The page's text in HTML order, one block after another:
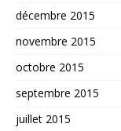
décembre 2015
novembre 2015
octobre 2015
septembre 2015
juillet 2015